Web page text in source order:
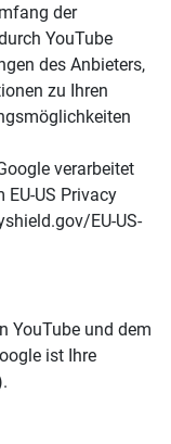
der
YouTube
des Anbieters,
zu Ihren
verarbeitet
EU-US Privacy
EU-US-
YouTube und dem
ist Ihre